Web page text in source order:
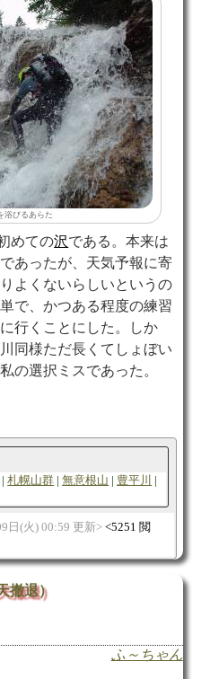
浴びるあらた
めての沢である。本来は
あったが、天気予報に寄
よくないらしいというの
で、かつある程度の練習
行くことにした。しか
同様ただ長くてしょぼい
の選択ミスであった。
札幌山群 無意根山
豊平川
日(火) 00:59 更新
5251 閲
撤退）
ふ～ちゃん